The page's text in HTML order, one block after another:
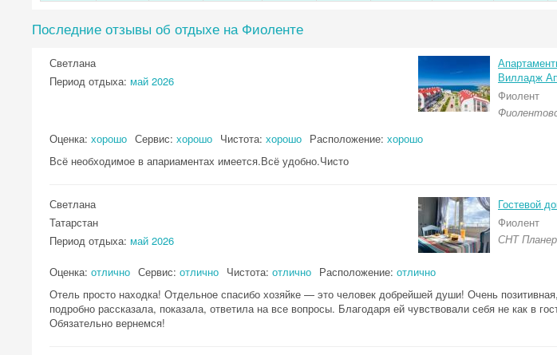
Последние отзывы об отдыхе на Фиоленте
Светлана
Период отдыха: май 2026
Вилладж
Фиолент
Оценка: хорошо Сервис: хорошо Чистота: хорошо Расположение: хорошо
Всё необходимое в апариаментах имеется.Всё удобно.Чисто
Светлана
Татарстан
Период отдыха: май 2026
Гостевой
Фиолент
СНТ
Оценка: отлично Сервис: отлично Чистота: отлично Расположение: отлично
Отель просто находка! Отдельное спасибо хозяйке — это человек добрейшей души! Очень
подробно рассказала, показала, ответила на все вопросы. Благодаря ей чувствовали себя не как в
Обязательно вернемся!